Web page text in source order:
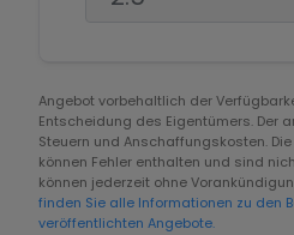
Angebot vorbehaltlich der
Entscheidung des Eigentümers. Der
Steuern und Anschaffungskosten.
können Fehler enthalten und sind
können jederzeit ohne
finden Sie alle Informationen zu den
veröffentlichten Angebote.